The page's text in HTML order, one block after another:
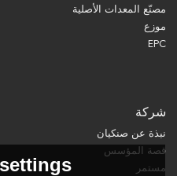
مصنّع المعدات الأصلية
موزع
EPC
شركة
نبذة عن صنكيان
قصة المؤسس
مستمر